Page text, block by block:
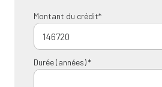
Montant du crédit*
Durée (années) *